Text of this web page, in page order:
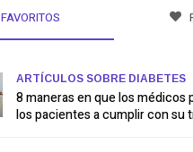
FAVORITOS
ARTÍCULOS SOBRE DIABETES
8 maneras en que los médicos
los pacientes a cumplir con su